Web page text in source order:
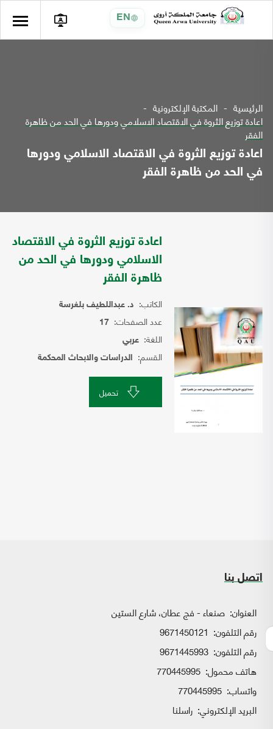
EN
الرئيسية المكتبة الإلكترونية
اعادة توزيع الثروة في الاقتصاد الاسلامي ودورها في الحد من ظاهرة
الفقر
اعادة توزيع الثروة في الاقتصاد الاسلامي ودورها
في الحد من ظاهرة الفقر
اعادة توزيع الثروة في الاقتصاد
الاسلامي ودورها في الحد من
ظاهرة الفقر
الكاتب: د. عبداللطيف بلغرسة
عدد الصفحات: 17
اللغة: عربي
القسم: الدراسات والابحاث المحكمة
تحميل
اتصل بنا
العنوان: صنعاء - فج عطان، شارع الستين
رقم التلفون: 9671450121
رقم التلفون: 9671445993
هاتف محمول: 770445995
واتساب:
البريد الإلكتروني: راسلنا